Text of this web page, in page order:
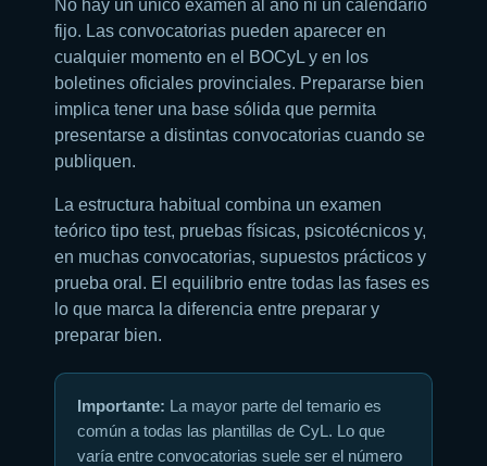
No hay un único examen al año ni un calendario
fijo. Las convocatorias pueden aparecer en
cualquier momento en el BOCyL y en los
boletines oficiales provinciales. Prepararse bien
implica tener una base sólida que permita
presentarse a distintas convocatorias cuando se
publiquen.
La estructura habitual combina un examen
teórico tipo test, pruebas físicas, psicotécnicos y,
en muchas convocatorias, supuestos prácticos y
prueba oral. El equilibrio entre todas las fases es
lo que marca la diferencia entre preparar y
preparar bien.
Importante: La mayor parte del temario es
común a todas las plantillas de CyL. Lo que
varía entre convocatorias suele ser el número